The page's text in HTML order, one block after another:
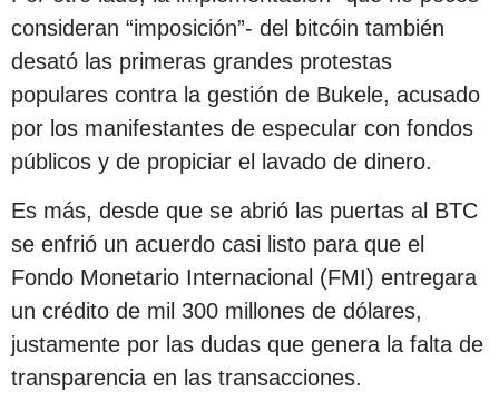
consideran “imposición”- del bitcóin también
desató las primeras grandes protestas
populares contra la gestión de Bukele, acusado
por los manifestantes de especular con fondos
públicos y de propiciar el lavado de dinero.
Es más, desde que se abrió las puertas al BTC
se enfrió un acuerdo casi listo para que el
Fondo Monetario Internacional (FMI) entregara
un crédito de mil 300 millones de dólares,
justamente por las dudas que genera la falta de
transparencia en las transacciones.